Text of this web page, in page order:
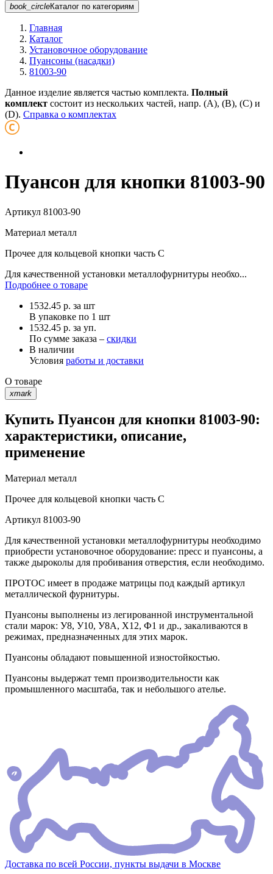
book_circleКаталог по категориям
Главная
Каталог
Установочное оборудование
Пуансоны (насадки)
81003-90
Данное изделие является частью комплекта. Полный
комплект состоит из нескольких частей, напр. (А), (B), (С) и
(D). Справка о комплектах
Пуансон для кнопки 81003-90
Артикул 81003-90
Материал металл
Прочее для кольцевой кнопки часть С
Для качественной установки металлофурнитуры необхо...
Подробнее о товаре
1532.45 р. за шт
В упаковке по 1 шт
1532.45 р. за уп.
По сумме заказа – скидки
В наличии
Условия работы и доставки
О товаре
xmark
Купить Пуансон для кнопки 81003-90:
характеристики, описание,
применение
Материал металл
Прочее для кольцевой кнопки часть С
Артикул 81003-90
Для качественной установки металлофурнитуры необходимо
приобрести установочное оборудование: пресс и пуансоны, а
также дыроколы для пробивания отверстия, если необходимо.
ПРОТОС имеет в продаже матрицы под каждый артикул
металлической фурнитуры.
Пуансоны выполнены из легированной инструментальной
стали марок: У8, У10, У8А, Х12, Ф1 и др., закаливаются в
режимах, предназначенных для этих марок.
Пуансоны обладают повышенной изностойкостью.
Пуансоны выдержат темп производительности как
промышленного масштаба, так и небольшого ателье.
Доставка по всей России, пункты выдачи в Москве